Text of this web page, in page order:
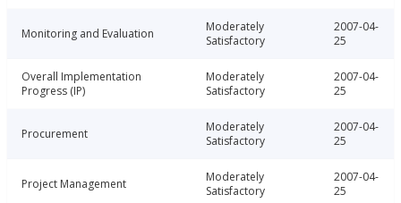
Monitoring and Evaluation
Moderately
Satisfactory
2007-04-
25
Overall Implementation
Progress (IP)
Moderately
Satisfactory
2007-04-
25
Procurement
Moderately
Satisfactory
2007-04-
25
Project Management
Moderately
Satisfactory
2007-04-
25